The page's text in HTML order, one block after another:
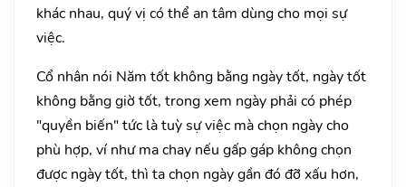
khác nhau, quý vị có thể an tâm dùng cho mọi sự
việc.
Cổ nhân nói Năm tốt không bằng ngày tốt, ngày tốt
không bằng giờ tốt, trong xem ngày phải có phép
"quyền biến" tức là tuỳ sự việc mà chọn ngày cho
phù hợp, ví như ma chay nếu gấp gáp không chọn
được ngày tốt, thì ta chọn ngày gần đó đỡ xấu hơn,